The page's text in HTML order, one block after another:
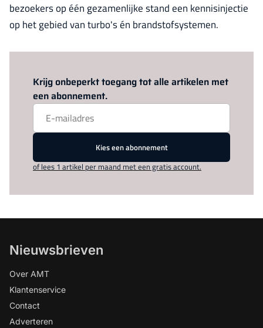
bezoekers op één gezamenlijke stand een kennisinjectie
op het gebied van turbo's én brandstofsystemen.
Krijg onbeperkt toegang tot alle artikelen met
een abonnement.
Kies een abonnement
of lees 1 artikel per maand met een gratis account.
Nieuwsbrieven
Over AMT
Klantenservice
Contact
Adverteren